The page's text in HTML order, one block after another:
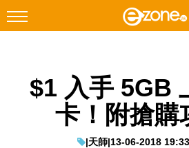
Facebook Instagram
$1 入手 5GB
卡！附搶購
|天師|13-06-2018 19:33